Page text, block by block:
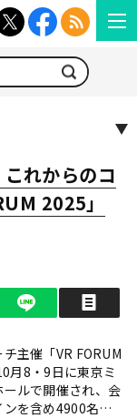
れからのコ
2025」
クリップ LINEで送る
主催「VR FORUM
月8・9日に東京ミ
ールで開催され、会
を含め4900名が